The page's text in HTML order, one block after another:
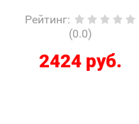
Рейтинг:
(0.0)
2424 руб.